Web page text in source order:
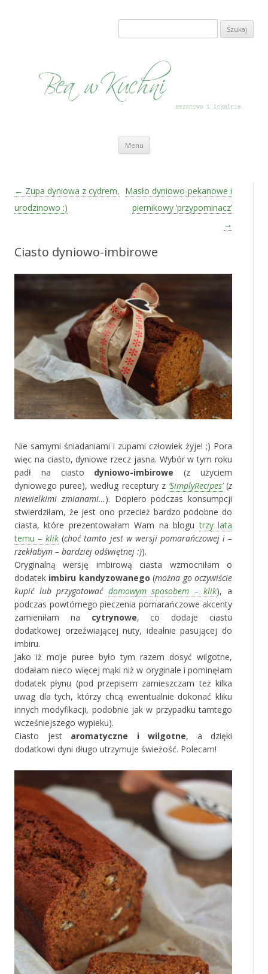
Szukaj:
Menu Przeskocz do treści
Zobacz wpisy
← Zupa dyniowa z cydrem,
urodzinowo :)
Masło dyniowo-pekanowe i
piernikowy ‘przypominacz’
→
Ciasto dyniowo-imbirowe
Nie samymi śniadaniami i zupami człowiek żyje! ;) Pora
więc na ciasto, dyniowe rzecz jasna. Wybór w tym roku
padł na ciasto dyniowo-imbirowe (z użyciem
dyniowego puree), według receptury z ‘SimplyRecipes’(z
niewielkimi zmianami…). Dopiero podczas konsumpcji
stwierdziłam, że jest ono przecież bardzo podobne do
ciasta, które prezentowałam Wam na blogutrzy lata
temu –klik (choć tamto jest w wersji pomarańczowej i –
rzekłabym – bardziej odświętnej :)).
Oryginalną wersję imbirową ciasta wzmocniłam o
dodatek imbiru kandyzowanego (można go oczywiście
kupić lub przygotować domowym sposobem – klik), a
podczas powtórnego pieczenia pomarańczowe akcenty
zamieniłam na cytrynowe, co dodaje ciastu
dodatkowej orzeźwiającej nuty, idealnie pasującej do
imbiru.
Jako iż moje puree było tym razem dosyć wilgotne,
dodałam nieco więcej mąki niż w oryginale i pominęłam
dodatek płynu (pod przepisem zamieszczam też kilka
uwag dla tych, którzy chcą ewentualnie dokonać kliku
innych modyfikacji, podobnie jak w przypadku tamtego
wcześniejszego wypieku).
Ciasto jest aromatyczne i wilgotne, a dzięki
dodatkowi dyni długo utrzymuje świeżość. Polecam!